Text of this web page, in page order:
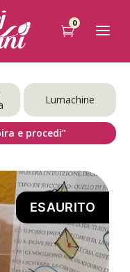
0
Lumachine
e procedi”
ESAURITO